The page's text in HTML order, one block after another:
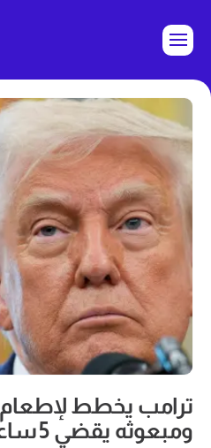
ترامب يخطط
ومبعوثه يقضي 5 ساعات بالقطاع